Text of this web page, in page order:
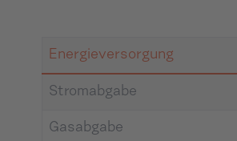
Energieversorgung
Stromabgabe
Gasabgabe